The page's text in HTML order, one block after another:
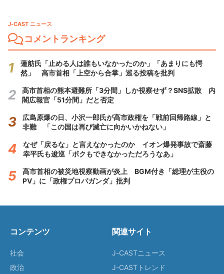
J-CAST ニュース
コメントランキング
蓮舫氏「止める人は誰もいなかったのか」「あまりにも愕
然」 高市首相「上空から合掌」巡る投稿を批判
高市首相の熊本避難所「3分間」しか視察せず？SNS拡散 内
閣広報官「51分間」だと否定
広島原爆の日、小沢一郎氏が高市政権を「戦前回帰路線」と
非難 「この国は再び滅亡に向かいかねない」
なぜ「戻るな」と言えなかったのか イオン爆発事故で斎藤
幸平氏も逡巡「ボクもできなかっただろうなあ」
高市首相の被災地視察動画が炎上 BGM付き「総理が主役の
PV」に「政権プロパガンダ」批判
コンテンツ
社会
政治
関連サイト
J-CASTニュース
J-CASTトレンド